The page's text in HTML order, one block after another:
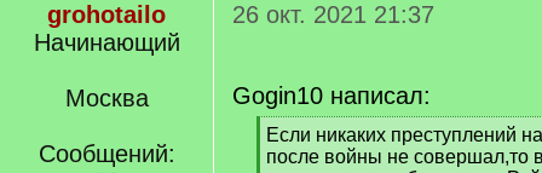
grohotailo
Начинающий
Москва
Сообщений:
26 окт. 2021 21:37
Gogin10 написал:
[
q
Если никаких преступлений
после войны не совершал,то